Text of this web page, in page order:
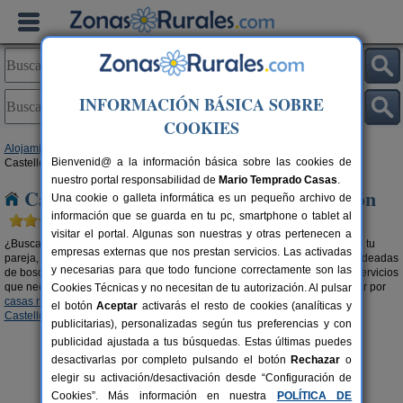
Alojamientos
Castellón
Casas rurales en la montaña en Castellón
¿Buscas una
? Tanto si viajas con tu
pareja, con amigos o en familia, alquilar una casa rural en las alturas y rodeadas
de bosque es una experiencia única e inolvidable. Casas con todos los servicios
que necesitas y en mitad de un paraje de ensueño. También puedes optar por
casas rurales con piscina en Castellónocasas rurales en el campo en
Castellón
INFORMACIÓN BÁSICA SOBRE
COOKIES
Bienvenid@ a la información básica sobre las cookies de
nuestro portal responsabilidad de Mario Temprado Casas.
Una cookie o galleta informática es un pequeño archivo de
información que se guarda en tu pc, smartphone o tablet al
visitar el portal. Algunas son nuestras y otras pertenecen a
empresas externas que nos prestan servicios. Las activadas
y necesarias para que todo funcione correctamente son las
Cookies Técnicas y no necesitan de tu autorización. Al pulsar
el botónAceptar activarás el resto de cookies (analíticas y
publicitarias), personalizadas según tus preferencias y con
publicidad ajustada a tus búsquedas. Estas últimas puedes
desactivarlas por completo pulsando el botón Rechazar o
elegir su activación/desactivación desde “Configuración de
Cookies”. Más información en nuestra
POLÍTICA DE